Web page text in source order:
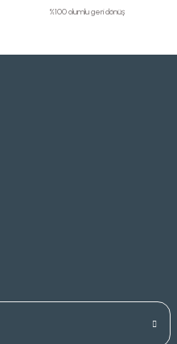
%100 olumlu geri dönüş